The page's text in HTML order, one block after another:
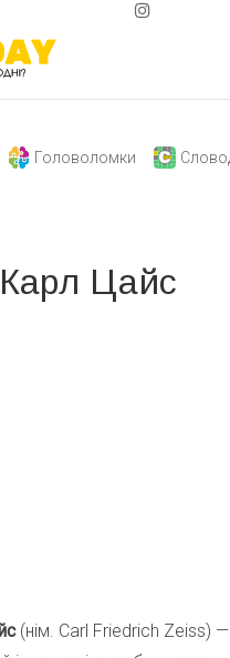
Головоломки
Цайс
(нім. Carl Friedrich Zeiss) —